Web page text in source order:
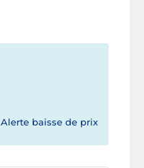
Alerte baisse de prix